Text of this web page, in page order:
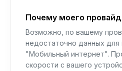
Почему моего
Возможно, по вашему
недостаточно данных для
"Мобильный интернет".
скорости с вашего